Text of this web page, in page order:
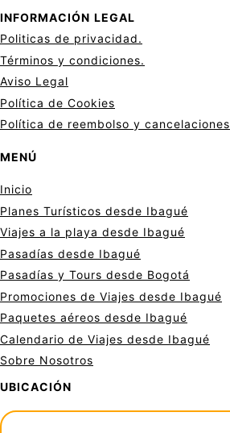
INFORMACIÓN LEGAL
Politicas de privacidad.
Términos y condiciones.
Aviso Legal
Política de Cookies
Política de reembolso y cancelaciones
MENÚ
Inicio
Planes Turísticos desde Ibagué
Viajes a la playa desde Ibagué
Pasadías desde Ibagué
Pasadías y Tours desde Bogotá
Promociones de Viajes desde Ibagué
Paquetes aéreos desde Ibagué
Calendario de Viajes desde Ibagué
Sobre Nosotros
UBICACIÓN